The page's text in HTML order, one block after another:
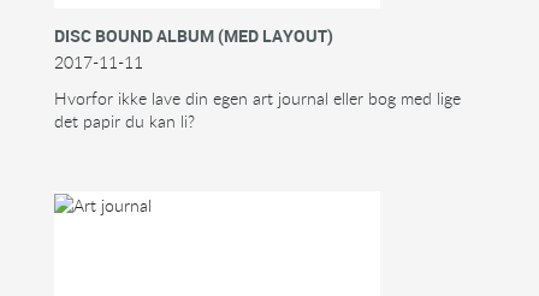
DISC BOUND ALBUM (MED LAYOUT)
2017-11-11
Hvorfor ikke lave din egen art journal eller bog med lige
det papir du kan li?